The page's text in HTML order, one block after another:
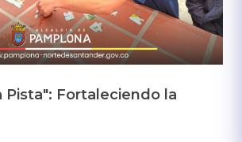
Pista": Fortaleciendo la